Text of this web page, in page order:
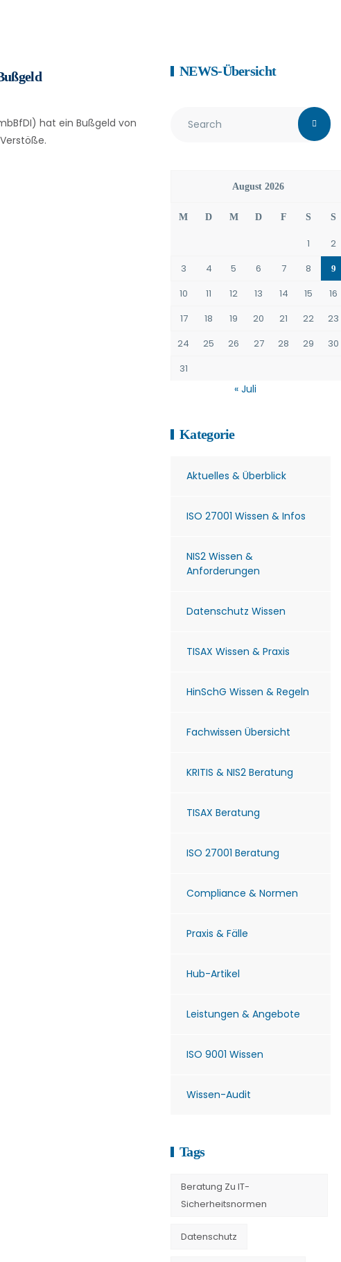
hat ein Bußgeld von
NEWS-Übersicht
August 2026
M D M D F S S
1
2
3
4 5 6 7 8 9
10 11 12 13 14 15
16
17
18 19 20 21 22
23
24
25 26 27 28 29
30
31
« Juli
Kategorie
Aktuelles & Überblick
ISO 27001 Wissen & Infos
NIS2 Wissen &
Anforderungen
Datenschutz Wissen
TISAX Wissen & Praxis
HinSchG Wissen & Regeln
Fachwissen Übersicht
KRITIS & NIS2 Beratung
TISAX Beratung
ISO 27001 Beratung
Compliance & Normen
Praxis & Fälle
Hub-Artikel
Leistungen & Angebote
ISO 9001 Wissen
Wissen-Audit
Tags
Beratung Zu IT-
Sicherheitsnormen
Datenschutz